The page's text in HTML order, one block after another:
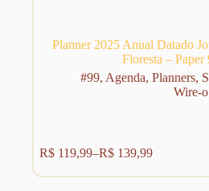
Planner 2025 Anual Datado
Floresta – Paper
#99, Agenda, Planners,
Wire-o
R$ 119,99–R$ 139,99
Faixa
de
produto
tem